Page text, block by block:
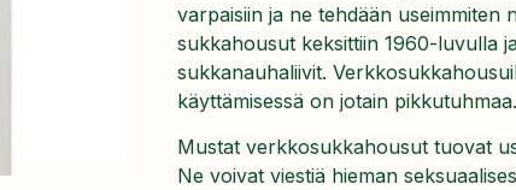
varpaisiin ja ne tehdään useimmiten
sukkahousut keksittiin 1960-luvulla
sukkanauhaliivit.
käyttämisessä on jotain pikkutuhmaa.
Mustat verkkosukkahousut tuovat
Ne voivat viestiä hieman